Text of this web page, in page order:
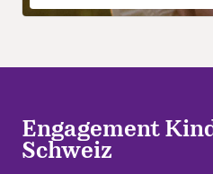
Engagement
Schweiz